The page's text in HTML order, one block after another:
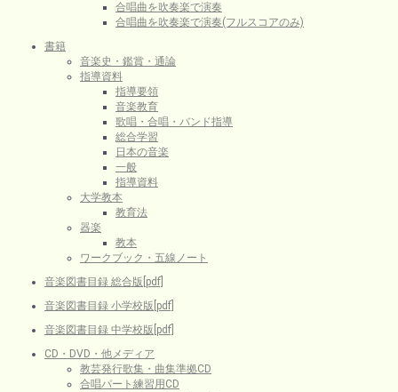
合唱曲を吹奏楽で演奏
合唱曲を吹奏楽で演奏(フルスコアのみ)
書籍
音楽史・鑑賞・通論
指導資料
指導要領
音楽教育
歌唱・合唱・バンド指導
総合学習
日本の音楽
一般
指導資料
大学教本
教育法
器楽
教本
ワークブック・五線ノート
音楽図書目録 総合版[pdf]
音楽図書目録 小学校版[pdf]
音楽図書目録 中学校版[pdf]
CD・DVD・他メディア
教芸発行歌集・曲集準拠CD
合唱パート練習用CD